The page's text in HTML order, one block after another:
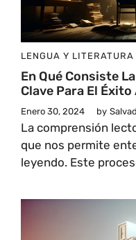
LENGUA Y LITERATURA
En Qué Consiste
Clave Para El
Enero 30, 2024 by
La comprensión
que nos permite
leyendo. Este